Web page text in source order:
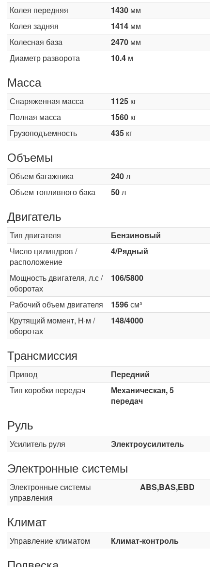
Колея передняя
1430 мм
Колея задняя
1414 мм
Колесная база
2470 мм
Диаметр разворота
10.4 м
Масса
Снаряженная масса 1125 кг
Полная масса
1560 кг
Грузоподъемность
435 кг
Объемы
Объем багажника 240л
Объем топливного бака
50л
Двигатель
Тип двигателя
Бензиновый
Число цилиндров /
расположение
4/Рядный
Мощность двигателя, л.с /
оборотах
106/5800
Рабочий объем двигателя 1596см³
Крутящий момент, Н·м /
оборотах
148/4000
Трансмиссия
Привод
Передний
Тип коробки передач
Механическая, 5
передач
Руль
Усилитель руля Электроусилитель
Электронные системы
Электронные системы
управления
ABS,BAS,EBD
Климат
Управление климатом Климат-контроль